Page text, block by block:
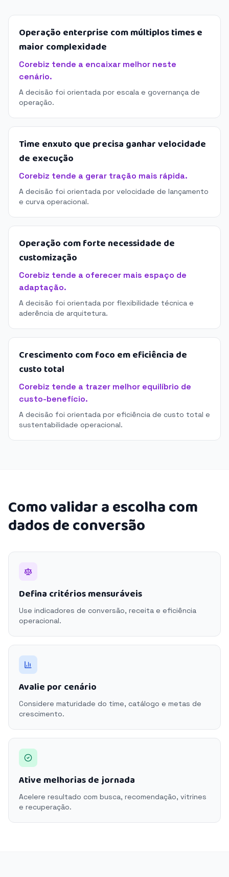
Operação enterprise com múltiplos times e
maior complexidade
Corebiz tende a encaixar melhor neste
cenário.
A decisão foi orientada por escala e governança de
operação.
Time enxuto que precisa ganhar velocidade
de execução
Corebiz tende a gerar tração mais rápida.
A decisão foi orientada por velocidade de lançamento
e curva operacional.
Operação com forte necessidade de
customização
Corebiz tende a oferecer mais espaço de
adaptação.
A decisão foi orientada por flexibilidade técnica e
aderência de arquitetura.
Crescimento com foco em eficiência de
custo total
Corebiz tende a trazer melhor equilíbrio de
custo-benefício.
A decisão foi orientada por eficiência de custo total e
sustentabilidade operacional.
Como validar a escolha com
dados de conversão
Defina critérios mensuráveis
Use indicadores de conversão, receita e eficiência
operacional.
Avalie por cenário
Considere maturidade do time, catálogo e metas de
crescimento.
Ative melhorias de jornada
Acelere resultado com busca, recomendação, vitrines
e recuperação.